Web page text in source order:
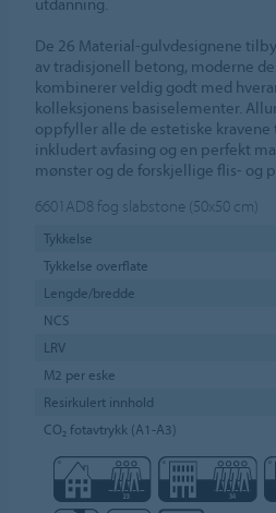
De 26 Material-gulvdesignene
av tradisjonell betong, moderne
kombinerer veldig godt med
kolleksjonens basiselementer.
oppfyller alle de estetiske
inkludert avfasing og en perfekt
mønster og de forskjellige flis- og
6601AD8 fog slabstone (50x50 cm)
Tykkelse
Tykkelse overflate
Lengde/bredde
NCS
LRV
M2 per eske
Resirkulert innhold
CO₂ fotavtrykk (A1-A3)